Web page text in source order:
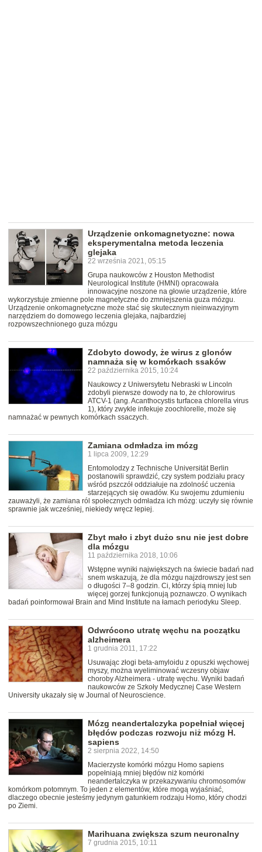
Urządzenie onkomagnetyczne: nowa
eksperymentalna metoda leczenia
glejaka
22 września 2021, 05:15
Grupa naukowców z Houston Methodist
Neurological Institute (HMNI) opracowała
innowacyjne noszone na głowie urządzenie, które
wykorzystuje zmienne pole magnetyczne do zmniejszenia guza mózgu.
Urządzenie onkomagnetyczne może stać się skutecznym nieinwazyjnym
narzędziem do domowego leczenia glejaka, najbardziej
rozpowszechnionego guza mózgu
Zdobyto dowody, że wirus z glonów
namnaża się w komórkach ssaków
22 października 2015, 10:24
Naukowcy z Uniwersytetu Nebraski w Lincoln
zdobyli pierwsze dowody na to, że chlorowirus
ATCV-1 (ang. Acanthocystis turfacea chlorella virus
1), który zwykle infekuje zoochlorelle, może się
namnażać w pewnych komórkach ssaczych.
Zamiana odmładza im mózg
1 lipca 2009, 12:29
Entomolodzy z Technische Universität Berlin
postanowili sprawdzić, czy system podziału pracy
wśród pszczół oddziałuje na zdolność uczenia
starzejących się owadów. Ku swojemu zdumieniu
zauważyli, że zamiana ról społecznych odmładza ich mózg: uczyły się równie
sprawnie jak wcześniej, niekiedy wręcz lepiej.
Zbyt mało i zbyt dużo snu nie jest dobre
dla mózgu
11 października 2018, 10:06
Wstępne wyniki największych na świecie badań nad
snem wskazują, że dla mózgu najzdrowszy jest sen
o długości 7–8 godzin. Ci, którzy śpią mniej lub
więcej gorzej funkcjonują poznawczo. O wynikach
badań poinformował Brain and Mind Institute na łamach periodyku Sleep.
Odwrócono utratę węchu na początku
alzheimera
1 grudnia 2011, 17:22
Usuwając złogi beta-amyloidu z opuszki węchowej
myszy, można wyeliminować wczesny objaw
choroby Alzheimera - utratę węchu. Wyniki badań
naukowców ze Szkoły Medycznej Case Western
University ukazały się w Journal of Neuroscience.
Mózg neandertalczyka popełniał więcej
błędów podczas rozwoju niż mózg H.
sapiens
2 sierpnia 2022, 14:50
Macierzyste komórki mózgu Homo sapiens
popełniają mniej błędów niż komórki
neandertalczyka w przekazywaniu chromosomów
komórkom potomnym. To jeden z elementów, które mogą wyjaśniać,
dlaczego obecnie jesteśmy jedynym gatunkiem rodzaju Homo, który chodzi
po Ziemi.
Marihuana zwiększa szum neuronalny
7 grudnia 2015, 10:11